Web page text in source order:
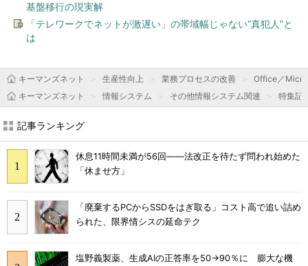
基盤移行の現実解
「テレワークでネットが激遅い」の帯域幅じゃない“真犯人”と
は
キーマンズネット 生産性向上 業務プロセスの改善
Office／
キーマンズネット
情報システム その他情報システム関連 特集記
記事ランキング
休息11時間未満が56回――法改正を待たず問われ始めた
「休ませ方」
「廃棄するPCからSSDをはぎ取る」コスト高で追い詰め
られた、限界情シスの延命テク
塩野義製薬、生成AIの正答率を50→90％に 膨大な機